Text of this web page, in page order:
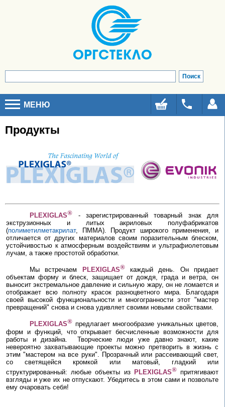
МЕНЮ
Продукты
PLEXIGLAS® - зарегистрированный товарный знак для
экструзионных и литых акриловых полуфабрикатов
(полиметилметакрилат, ПММА). Продукт широкого применения, и
отличается от других материалов своим поразительным блеском,
устойчивостью к атмосферным воздействиям и ультрафиолетовым
лучам, а также простотой обработки.
Мы встречаем PLEXIGLAS®каждый день. Он придает
объектам форму и блеск, защищает от дождя, града и ветра, он
выносит экстремальное давление и сильную жару, он не ломается и
отображает всю полноту красок разноцветного мира. Благодаря
своей высокой функциональности и многогранности этот "мастер
превращений" снова и снова удивляет своими новыми свойствами.
PLEXIGLAS® предлагает многообразие уникальных цветов,
форм и функций, что открывает бесчисленные возможности для
работы и дизайна.
Творческие люди уже давно знают, какие
невероятно захватывающие проекты можно претворить в жизнь с
этим "мастером на все руки". Прозрачный или рассеивающий свет,
со светящейся кромкой или матовый, гладкий или
структурированный: любые объекты из PLEXIGLAS® притягивают
взгляды и уже их не отпускают. Убедитесь в этом сами и позвольте
ему очаровать себя!